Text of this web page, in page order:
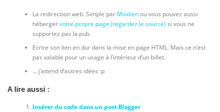
La redirection web. Simple par Minilienou vous pouvez aussi
hébergervotre propre page (regardez le source) si vous ne
supportez pas la pub.
Ecrire son lien en dur dans la mise en page HTML. Mais ce n’est
pas valable pour un usage à l’intérieur d’un billet.
… j’attend d’autres idées :p
A lire aussi :
Insérer du code dans un post Blogger